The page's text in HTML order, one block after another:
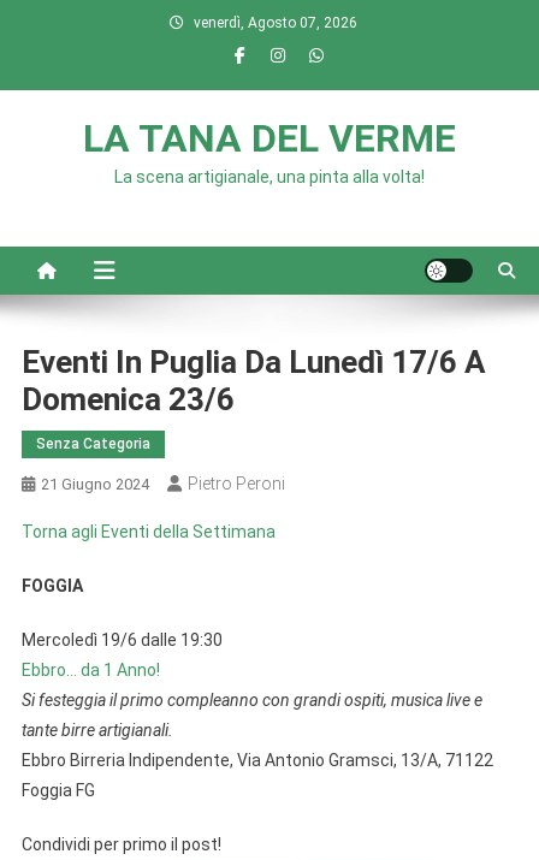
venerdì, Agosto 07, 2026
LA TANA DEL VERME
La scena artigianale, una pinta alla volta!
Eventi In Puglia Da Lunedì 17/6 A
Domenica 23/6
Senza Categoria
21 Giugno 2024 Pietro Peroni
Torna agli Eventi della Settimana
FOGGIA
Mercoledì 19/6 dalle 19:30
Ebbro… da 1 Anno!
Si festeggia il primo compleanno con grandi ospiti, musica live e
tante birre artigianali.
Ebbro Birreria Indipendente, Via Antonio Gramsci, 13/A, 71122
Foggia FG
Condividi per primo il post!